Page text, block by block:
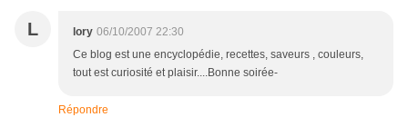
L lory 06/10/2007 22:30
Ce blog est une encyclopédie, recettes, saveurs , couleurs,
tout est curiosité et plaisir....Bonne soirée-
Répondre